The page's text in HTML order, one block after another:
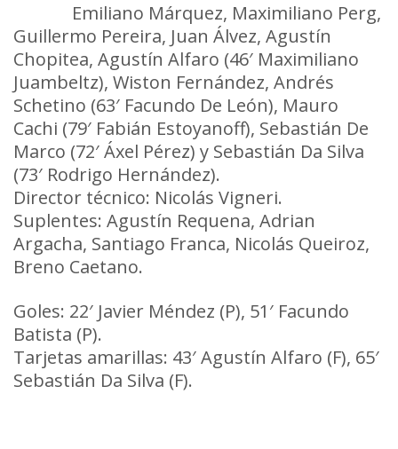
Emiliano Márquez, Maximiliano Perg,
Guillermo Pereira, Juan Álvez, Agustín
Chopitea, Agustín Alfaro (46′ Maximiliano
Juambeltz), Wiston Fernández, Andrés
Schetino (63′ Facundo De León), Mauro
Cachi (79′ Fabián Estoyanoff), Sebastián De
Marco (72′ Áxel Pérez) y Sebastián Da Silva
(73′ Rodrigo Hernández).
Director técnico: Nicolás Vigneri.
Suplentes: Agustín Requena, Adrian
Argacha, Santiago Franca, Nicolás Queiroz,
Breno Caetano.
Goles: 22′ Javier Méndez (P), 51′ Facundo
Batista (P).
Tarjetas amarillas: 43′ Agustín Alfaro (F), 65′
Sebastián Da Silva (F).